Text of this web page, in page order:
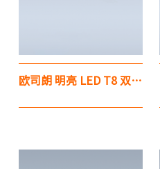
欧司朗 明亮 LED T8 双端灯管 / 单端灯管